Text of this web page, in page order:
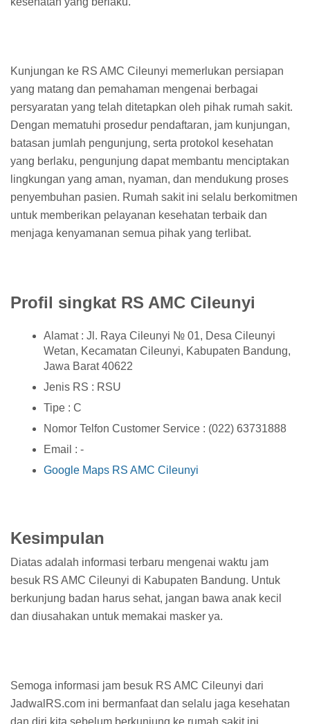
Kunjungan ke RS AMC Cileunyi memerlukan persiapan
yang matang dan pemahaman mengenai berbagai
persyaratan yang telah ditetapkan oleh pihak rumah sakit.
Dengan mematuhi prosedur pendaftaran, jam kunjungan,
batasan jumlah pengunjung, serta protokol kesehatan
yang berlaku, pengunjung dapat membantu menciptakan
lingkungan yang aman, nyaman, dan mendukung proses
penyembuhan pasien. Rumah sakit ini selalu berkomitmen
untuk memberikan pelayanan kesehatan terbaik dan
menjaga kenyamanan semua pihak yang terlibat.
Profil singkat RS AMC Cileunyi
Alamat : Jl. Raya Cileunyi № 01, Desa Cileunyi
Wetan, Kecamatan Cileunyi, Kabupaten Bandung,
Jawa Barat 40622
Jenis RS : RSU
Tipe : C
Nomor Telfon Customer Service : (022) 63731888
Email : -
Google Maps RS AMC Cileunyi
Kesimpulan
Diatas adalah informasi terbaru mengenai waktu jam
besuk RS AMC Cileunyi di Kabupaten Bandung. Untuk
berkunjung badan harus sehat, jangan bawa anak kecil
dan diusahakan untuk memakai masker ya.
Semoga informasi jam besuk RS AMC Cileunyi dari
JadwalRS.com ini bermanfaat dan selalu jaga kesehatan